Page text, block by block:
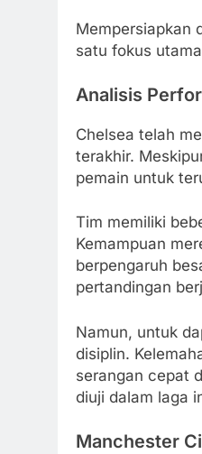
Mempersiapkan
satu fokus
Analisis
Chelsea telah
terakhir.
pemain untuk
Tim memiliki
Kemampuan
berpengaruh
pertandingan
Namun, untuk
disiplin.
serangan cepat
diuji dalam laga
Manchester